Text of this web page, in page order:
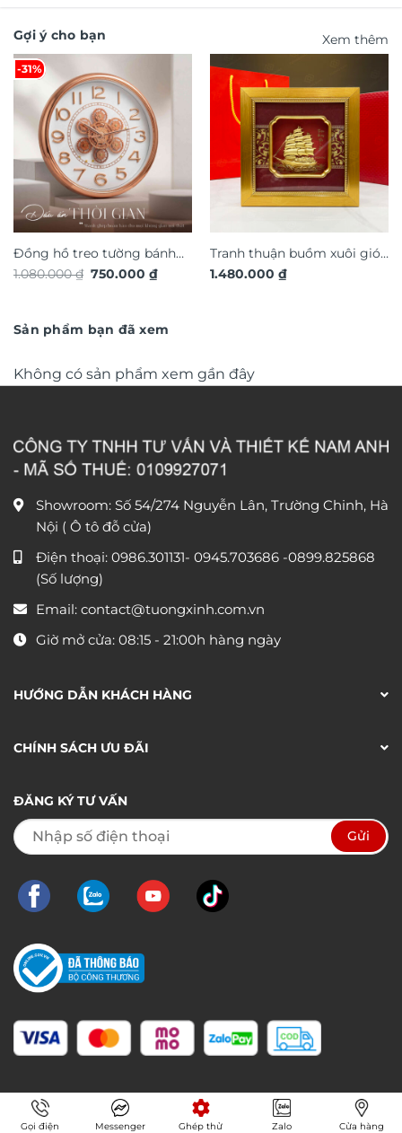
Gợi ý cho bạn Xem thêm
-31%
Đồng hồ treo tường bánh
răng chuyển động trang trí
1.080.000₫ Giá
750.000₫Giá
Tranh thuận buồm xuôi gió
quà tặng cao cấp TDV18
1.480.000 ₫
Sản phẩm bạn đã xem
Không có sản phẩm xem gần đây
Showroom: Số 54/274 Nguyễn Lân, Trường Chinh, Hà
Nội ( Ô tô đỗ cửa)
Điện thoại: 0986.301131- 0945.703686 -0899.825868
(Số lượng)
Email: contact@tuongxinh.com.vn
Giờ mở cửa: 08:15 - 21:00h hàng ngày
HƯỚNG DẪN KHÁCH HÀNG
CHÍNH SÁCH ƯU ĐÃI
ĐĂNG KÝ TƯ VẤN
Gọi điện Messenger Ghép thử Zalo Cửa hàng